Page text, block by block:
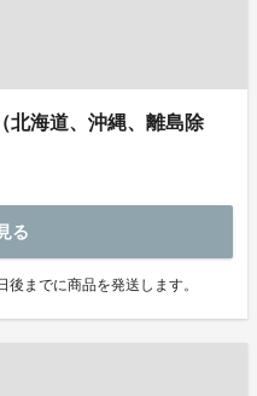
北海道、沖縄、離島除
る
までに商品を発送します。